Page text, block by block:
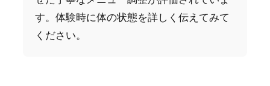
す。体験時に体の状態を詳しく伝えてみて
ください。